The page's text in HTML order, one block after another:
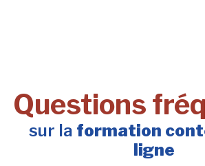
Questions
sur la formation
ligne